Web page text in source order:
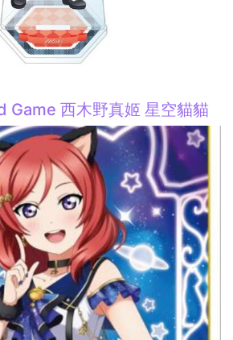
Game 西木野真姬 星空貓貓